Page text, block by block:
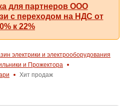
для партнеров ООО
с переходом на НДС от
к 22%
электрики и электрооборудования
и Прожектора
Хит продаж